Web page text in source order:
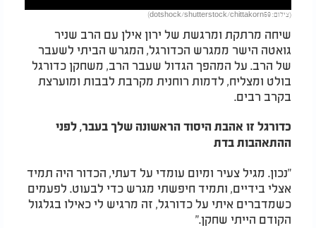
Video
(צילום: dotshock/shutterstock/chittakorn59)
שיחה מרתקת ומרגשת של ירון אילן עם הרב שניר
גואטה הישר ממגרש הכדורגל, המגרש הביתי לשעבר
של הרב. על המהפך הגדול שעבר הרב, משחקן כדורגל
בולט ומצליח, לדמות רוחנית מקרבת לבבות ומוערצת
בקרב רבים.
כדורגל זו אהבת היסוד הראשונה שלך בעבר, לפני
ההתאהבות בדת
"נכון. מגיל צעיר ומיום עומדי על דעתי, הכדור היה תמיד
אצלי בידיים, ותמיד חיפשתי מגרש כדי לבעוט. לפעמים
כשמדברים איתי על כדורגל, זה מרגיש לי כאילו בגלגול
הקודם הייתי שחקן."